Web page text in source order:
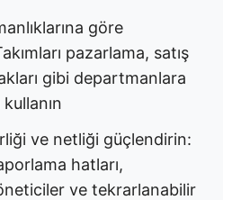
göre
pazarlama, satış
gibi departmanlara
ve netliği güçlendirin:
hatları,
ve tekrarlanabilir